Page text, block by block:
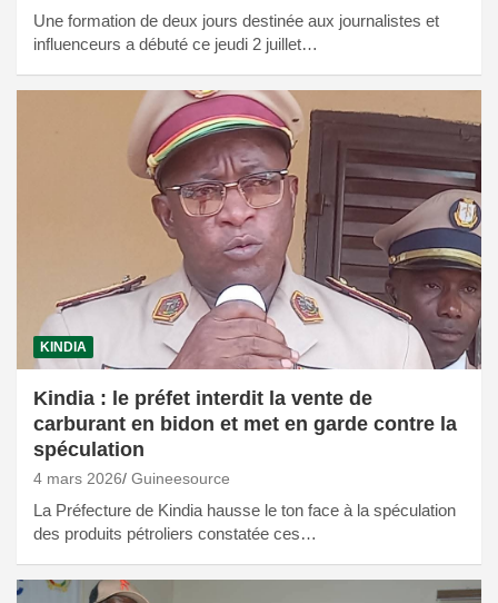
Une formation de deux jours destinée aux journalistes et
influenceurs a débuté ce jeudi 2 juillet…
KINDIA
Kindia : le préfet interdit la vente de
carburant en bidon et met en garde contre la
spéculation
4 mars 2026 Guineesource
La Préfecture de Kindia hausse le ton face à la spéculation
des produits pétroliers constatée ces…